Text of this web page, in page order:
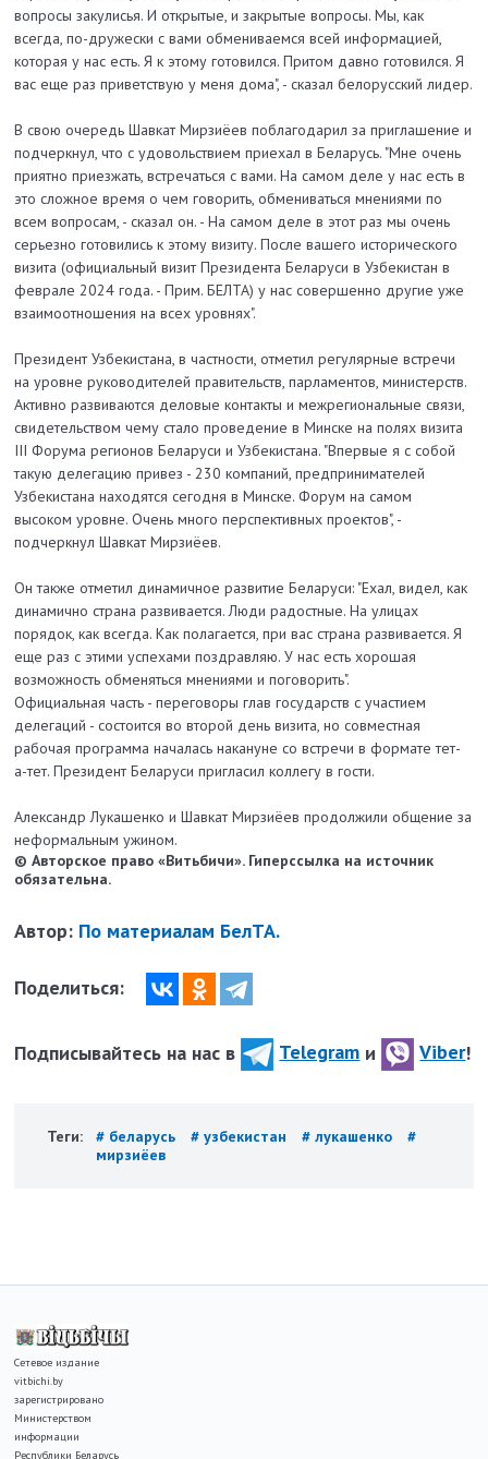
вопросы закулисья. И открытые, и закрытые вопросы. Мы, как
всегда, по-дружески с вами обмениваемся всей информацией,
которая у нас есть. Я к этому готовился. Притом давно готовился. Я
вас еще раз приветствую у меня дома", - сказал белорусский лидер.
В свою очередь Шавкат Мирзиёев поблагодарил за приглашение и
подчеркнул, что с удовольствием приехал в Беларусь. "Мне очень
приятно приезжать, встречаться с вами. На самом деле у нас есть в
это сложное время о чем говорить, обмениваться мнениями по
всем вопросам, - сказал он. - На самом деле в этот раз мы очень
серьезно готовились к этому визиту. После вашего исторического
визита (официальный визит Президента Беларуси в Узбекистан в
феврале 2024 года. - Прим. БЕЛТА) у нас совершенно другие уже
взаимоотношения на всех уровнях".
Президент Узбекистана, в частности, отметил регулярные встречи
на уровне руководителей правительств, парламентов, министерств.
Активно развиваются деловые контакты и межрегиональные связи,
свидетельством чему стало проведение в Минске на полях визита
III Форума регионов Беларуси и Узбекистана. "Впервые я с собой
такую делегацию привез - 230 компаний, предпринимателей
Узбекистана находятся сегодня в Минске. Форум на самом
высоком уровне. Очень много перспективных проектов", -
подчеркнул Шавкат Мирзиёев.
Он также отметил динамичное развитие Беларуси: "Ехал, видел, как
динамично страна развивается. Люди радостные. На улицах
порядок, как всегда. Как полагается, при вас страна развивается. Я
еще раз с этими успехами поздравляю. У нас есть хорошая
возможность обменяться мнениями и поговорить".
Официальная часть - переговоры глав государств с участием
делегаций - состоится во второй день визита, но совместная
рабочая программа началась накануне со встречи в формате тет-
а-тет. Президент Беларуси пригласил коллегу в гости.
Александр Лукашенко и Шавкат Мирзиёев продолжили общение за
неформальным ужином.
© Авторское право «Витьбичи». Гиперссылка на источник
обязательна.
Автор: По материалам БелТА.
Поделиться:
Подписывайтесь на нас в Telegram и Viber!
Теги: # беларусь # узбекистан # лукашенко
#
мирзиёев
Сетевое издание
vitbichi.by
зарегистрировано
Министерством
информации
Республики Беларусь